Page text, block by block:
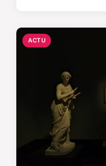
ACTU